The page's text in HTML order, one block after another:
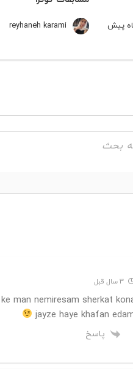
پیش reyhaneh karami
man nemiresam sherkat
jayze haye khafan
پاسخ